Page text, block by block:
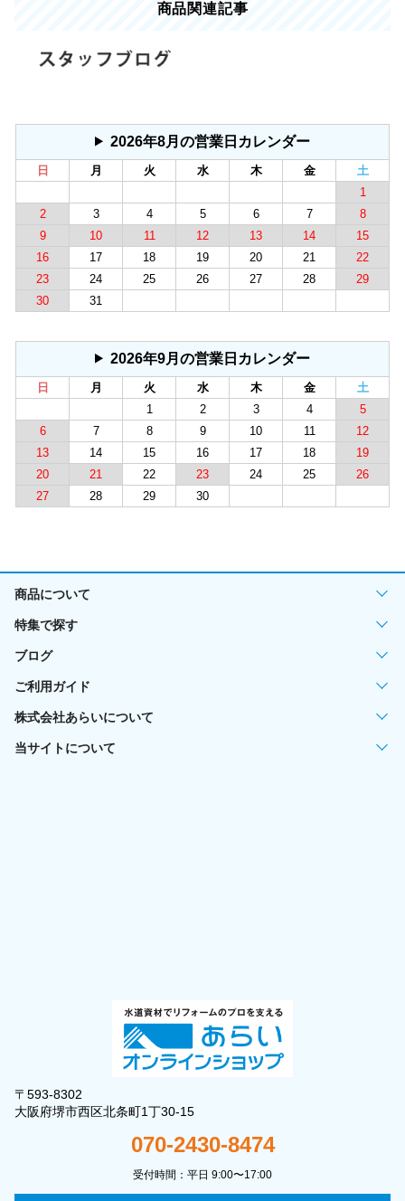
商品関連記事
2026年8月の営業日カレンダー
日 月 火 水 木 金
土
1
2
3 4 5 6 7
8
9
10 11 12 13 14
15
16
17 18 19 20 21
22
23
24 25 26 27 28
29
30
31
2026年9月の営業日カレンダー
日 月 火 水 木 金
土
1
2 3 4
5
6
7 8 9 10 11
12
13
14 15 16 17 18
19
20
21 22 23 24 25
26
27
28 29 30
商品について
特集で探す
ブログ
ご利用ガイド
株式会社あらいについて
当サイトについて
〒593-8302
大阪府堺市西区北条町1丁30-15
070-2430-8474
受付時間：平日 9:00〜17:00